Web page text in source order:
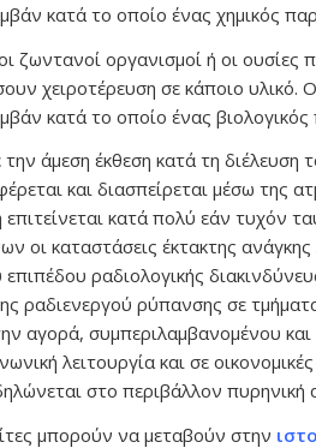
κατά το οποίο ένας χημικός
ζωντανοί οργανισμοί ή οι
χειροτέρευση σε κάποιο υλικό.
κατά το οποίο ένας
άμεση έκθεση κατά τη
και διασπείρεται μέσω της
επιτείνεται κατά πολύ εάν
οι καταστάσεις έκτακτης
ραδιολογικής
ραδιενεργού ρύπανσης σε
αγορά, συμπεριλαμβανομένου
λειτουργία και σε
στο περιβάλλον
μπορούν να μεταβούν στην